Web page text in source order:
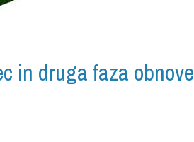
in druga faza obnove